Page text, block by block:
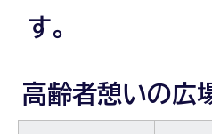
す。
高齢者憩いの広